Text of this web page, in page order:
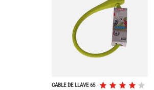
CABLE DE LLAVE 65